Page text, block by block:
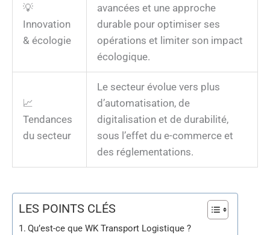
💡
Innovation
& écologie
avancées et une approche
durable pour optimiser ses
opérations et limiter son impact
écologique.
📈
Tendances
du secteur
Le secteur évolue vers plus
d’automatisation, de
digitalisation et de durabilité,
sous l’effet du e-commerce et
des réglementations.
LES POINTS CLÉS
Qu’est-ce que WK Transport Logistique ?